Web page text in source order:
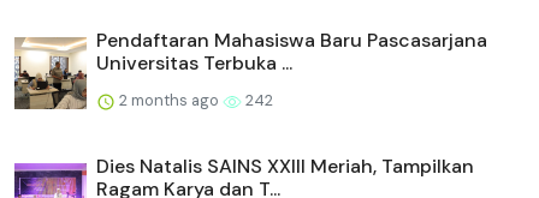
Pendaftaran Mahasiswa Baru Pascasarjana
Universitas Terbuka ...
2 months ago 242
Dies Natalis SAINS XXIII Meriah, Tampilkan
Ragam Karya dan T...